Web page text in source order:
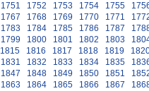
1751 1752 1753 1754 1755
1767 1768 1769 1770 1771
1783 1784 1785 1786 1787
1799 1800 1801 1802 1803
1815 1816 1817 1818 1819
1831 1832 1833 1834 1835
1847 1848 1849 1850 1851
1863 1864 1865 1866 1867